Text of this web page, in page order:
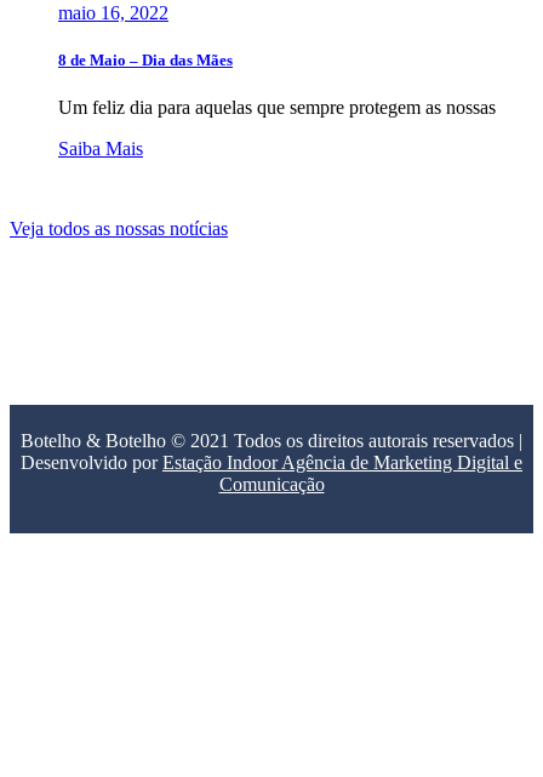
maio 16, 2022
8 de Maio – Dia das Mães
Um feliz dia para aquelas que sempre protegem as nossas
Saiba Mais
Veja todos as nossas notícias
Botelho & Botelho © 2021 Todos os direitos autorais reservados |
Desenvolvido porEstação Indoor Agência de Marketing Digital e
Comunicação